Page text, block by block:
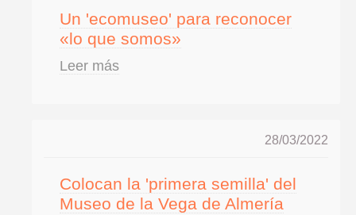
Un 'ecomuseo' para reconocer
«lo que somos»
Leer más
28/03/2022
Colocan la 'primera semilla' del
Museo de la Vega de Almería